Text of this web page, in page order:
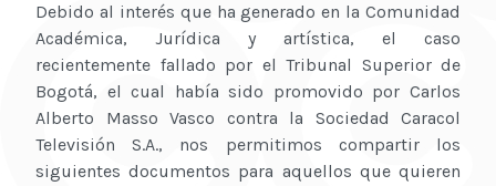
Debido al interés que ha generado en la Comunidad
Académica, Jurídica y artística, el caso
recientemente fallado por el Tribunal Superior de
Bogotá, el cual había sido promovido por Carlos
Alberto Masso Vasco contra la Sociedad Caracol
Televisión S.A., nos permitimos compartir los
siguientes documentos para aquellos que quieren